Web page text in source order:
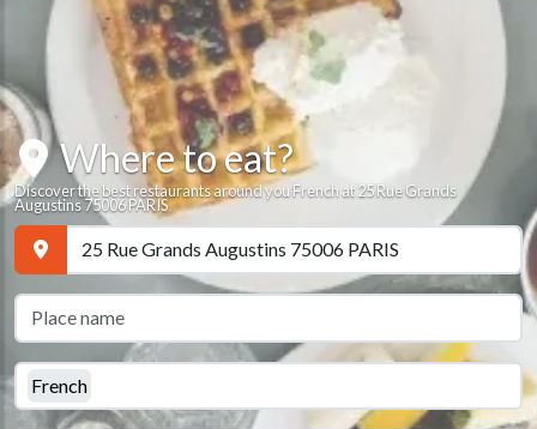
Where to eat?
Discover the best restaurants around you French at 25 Rue Grands
Augustins 75006 PARIS
French